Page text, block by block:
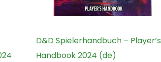
D&D Spielerhandbuch – Player’s
Handbook 2024 (de)